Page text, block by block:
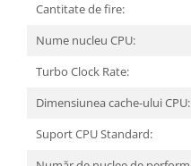
Multifunctionale
Imprimante
Imprimante 3D
Cantitate de fire:
Nume nucleu CPU:
Turbo Clock Rate:
Dimensiunea cache-ului CPU:
Suport CPU Standard: